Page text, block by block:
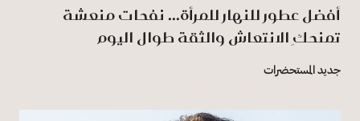
أفضل عطور للنهار للمرأة... نفحات منعشة
تمنحكِ الانتعاش والثقة طوال اليوم
جديد المستحضرات